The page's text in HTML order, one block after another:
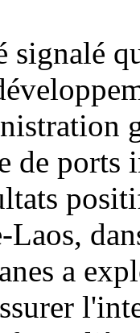
signalé
de ports
a